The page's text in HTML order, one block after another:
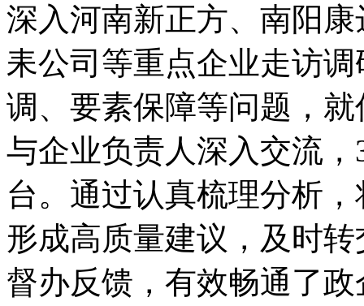
深入河南新正方、南阳
耒公司等重点企业走访
调、要素保障等问题，
与企业负责人深入交流
台。通过认真梳理分析
形成高质量建议，及时
督办反馈，有效畅通了